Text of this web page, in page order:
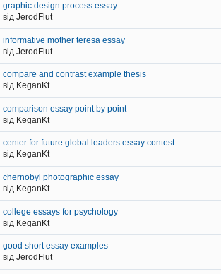
graphic design process essay
від JerodFlut
informative mother teresa essay
від JerodFlut
compare and contrast example thesis
від KeganKt
comparison essay point by point
від KeganKt
center for future global leaders essay contest
від KeganKt
chernobyl photographic essay
від KeganKt
college essays for psychology
від KeganKt
good short essay examples
від JerodFlut